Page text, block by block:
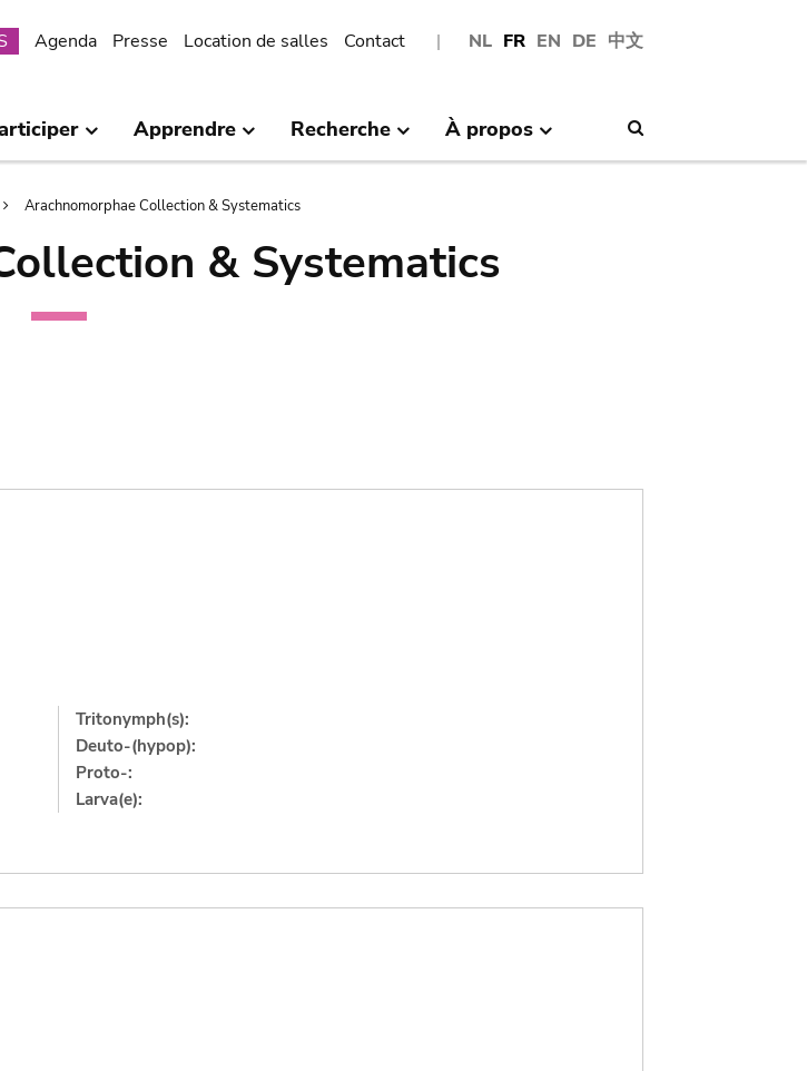
NL FR EN DE 中文
Agenda Presse Location de salles Contact
Apprendre Recherche À propos
Arachnomorphae Collection & Systematics
& Systematics
Tritonymph(s):
Deuto-(hypop):
Proto-:
Larva(e):